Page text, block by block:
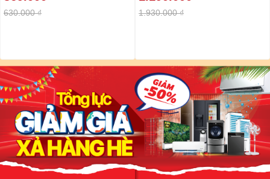
630.000 ₫ 1.930.000 ₫